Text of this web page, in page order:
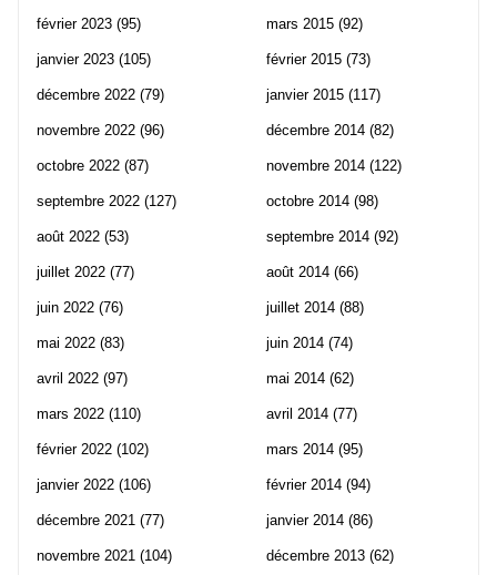
février 2023 (95)
janvier 2023 (105)
décembre 2022 (79)
novembre 2022 (96)
octobre 2022 (87)
septembre 2022 (127)
août 2022 (53)
juillet 2022 (77)
juin 2022 (76)
mai 2022 (83)
avril 2022 (97)
mars 2022 (110)
février 2022 (102)
janvier 2022 (106)
décembre 2021 (77)
novembre 2021 (104)
mars 2015 (92)
février 2015 (73)
janvier 2015 (117)
décembre 2014 (82)
novembre 2014 (122)
octobre 2014 (98)
septembre 2014 (92)
août 2014 (66)
juillet 2014 (88)
juin 2014 (74)
mai 2014 (62)
avril 2014 (77)
mars 2014 (95)
février 2014 (94)
janvier 2014 (86)
décembre 2013 (62)